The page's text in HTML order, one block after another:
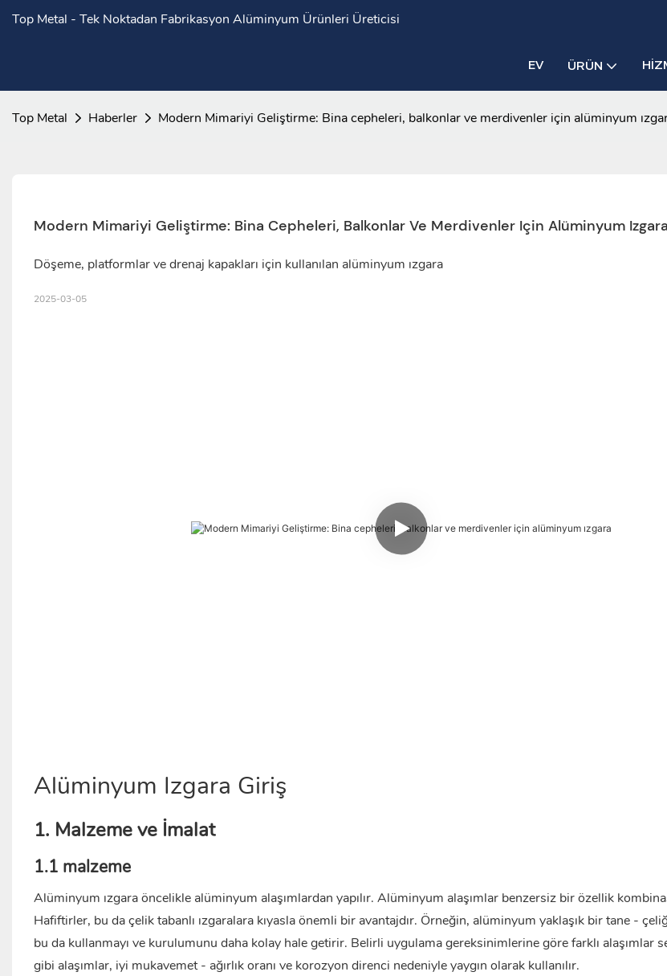
Top Metal - Tek Noktadan Fabrikasyon Alüminyum Ürünleri Üreticisi
EV ÜRÜN
Top Metal Haberler Modern Mimariyi Geliştirme: Bina cepheleri, balkonlar ve merdivenler için alüminyum
Modern Mimariyi Geliştirme: Bina Cepheleri, Balkonlar Ve Merdivenler Için Alüminyum Izgara
Döşeme, platformlar ve drenaj kapakları için kullanılan alüminyum ızgara
2025-03-05
Alüminyum Izgara Giriş
1. Malzeme ve İmalat
1.1 malzeme
Alüminyum ızgara öncelikle alüminyum alaşımlardan yapılır. Alüminyum alaşımlar benzersiz bir özellik
Hafiftirler, bu da çelik tabanlı ızgaralara kıyasla önemli bir avantajdır. Örneğin, alüminyum yaklaşık bir tane -
bu da kullanmayı ve kurulumunu daha kolay hale getirir. Belirli uygulama gereksinimlerine göre farklı alaşımlar
gibi alaşımlar, iyi mukavemet - ağırlık oranı ve korozyon direnci nedeniyle yaygın olarak kullanılır.